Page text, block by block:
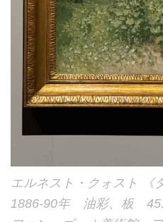
エルネスト・クォスト 《
1886-90年 油彩、板